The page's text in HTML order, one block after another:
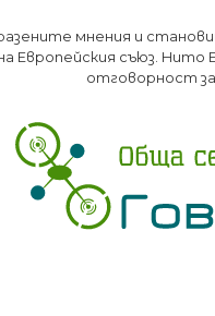
мнения и
Европейския съюз.
отговорност